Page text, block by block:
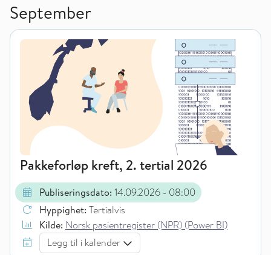
September
Pakkeforløp kreft, 2. tertial 2026
Publiseringsdato: 14.09.2026 - 08:00
Hyppighet: Tertialvis
Kilde: Norsk pasientregister (NPR) (Power BI)
Legg til i kalender